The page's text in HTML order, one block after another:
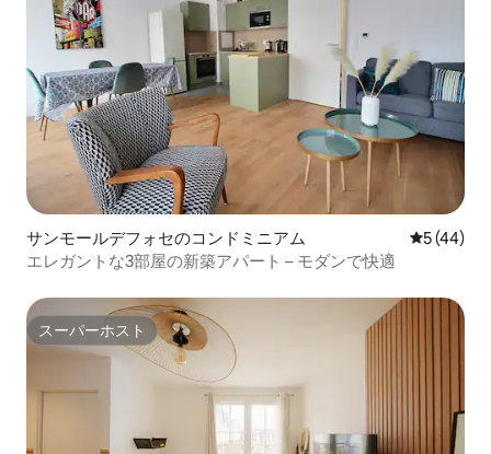
サンモールデフォセのコンドミニアム レビュー
5 (44)
エレガントな3部屋の新築アパート – モダンで快適
スーパーホスト
スーパーホスト